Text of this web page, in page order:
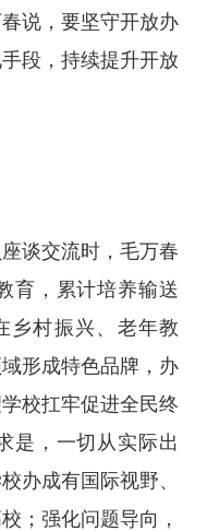
说，要坚守开放办
段，持续提升开放
谈交流时，毛万春
育，累计培养输送
乡村振兴、老年教
形成特色品牌，办
校扛牢促进全民终
是，一切从实际出
办成有国际视野、
；强化问题导向，